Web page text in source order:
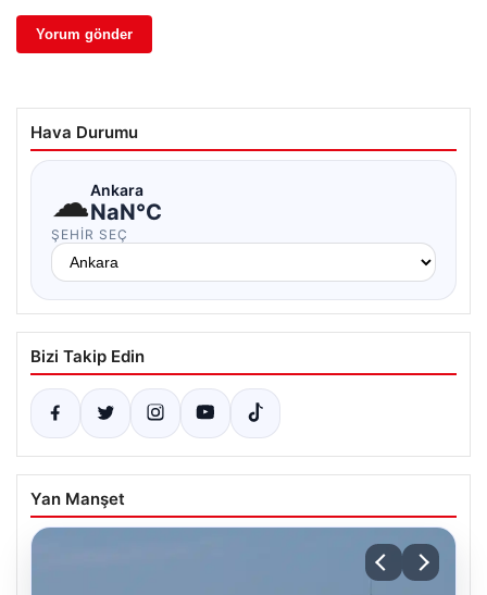
Hava Durumu
☁Ankara
NaN°C
ŞEHIR SEÇ
Bizi Takip Edin
Yan Manşet